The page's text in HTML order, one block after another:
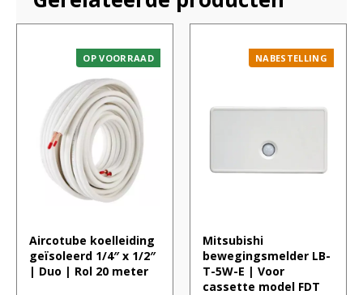
OP VOORRAAD
Aircotube koelleiding
geïsoleerd 1/4″ x 1/2″
| Duo | Rol 20 meter
NABESTELLING
Mitsubishi
bewegingsmelder LB-
T-5W-E | Voor
cassette model FDT